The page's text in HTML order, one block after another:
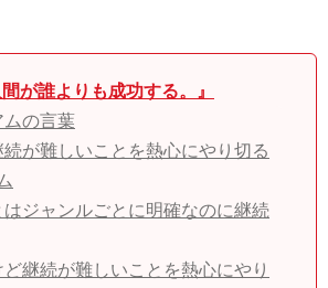
が誰よりも成功する。』
ムの言葉
続が難しいことを熱心にやり切る
ジャンルごとに明確なのに継続
継続が難しいことを熱心にやり